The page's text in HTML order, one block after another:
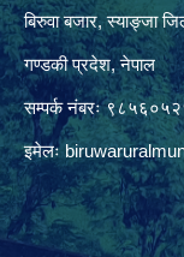
बिरुवा बजार, स्याङ्जा
गण्डकी प्रदेश, नेपाल
सम्पर्क नंबरः
इमेलः